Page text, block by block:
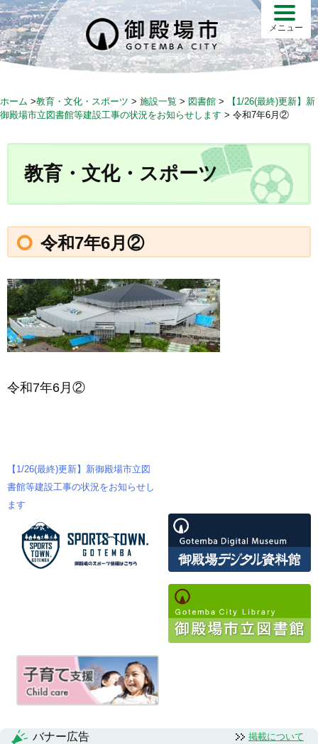
S
k
i
p
c
メニュー
ホーム >教育・文化・スポーツ > 施設一覧 > 図書館 >
【1/26(最終)更新】新
御殿場市立図書館等建設工事の状況をお知らせします > 令和7年6月②
教育・文化・スポーツ
令和7年6月②
令和7年6月②
投
稿
ン
【1/26(最終)更新】新御殿場市立図
書館等建設工事の状況をお知らせし
ます
バナー広告 掲載について